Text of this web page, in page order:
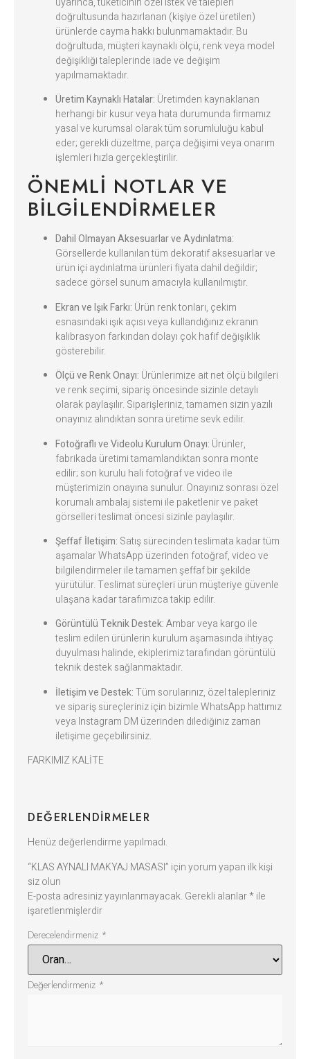
doğrultusunda hazırlanan (kişiye özel üretilen)
ürünlerde cayma hakkı bulunmamaktadır. Bu
doğrultuda, müşteri kaynaklı ölçü, renk veya model
değişikliği taleplerinde iade ve değişim
yapılmamaktadır.
Üretim Kaynaklı Hatalar: Üretimden kaynaklanan
herhangi bir kusur veya hata durumunda firmamız
yasal ve kurumsal olarak tüm sorumluluğu kabul
eder; gerekli düzeltme, parça değişimi veya onarım
işlemleri hızla gerçekleştirilir.
ÖNEMLI NOTLAR VE
BILGILENDIRMELER
Dahil Olmayan Aksesuarlar ve Aydınlatma:
Görsellerde kullanılan tüm dekoratif aksesuarlar ve
ürün içi aydınlatma ürünleri fiyata dahil değildir;
sadece görsel sunum amacıyla kullanılmıştır.
Ekran ve Işık Farkı: Ürün renk tonları, çekim
esnasındaki ışık açısı veya kullandığınız ekranın
kalibrasyon farkından dolayı çok hafif değişiklik
gösterebilir.
Ölçü ve Renk Onayı: Ürünlerimize ait net ölçü bilgileri
ve renk seçimi, sipariş öncesinde sizinle detaylı
olarak paylaşılır. Siparişleriniz, tamamen sizin yazılı
onayınız alındıktan sonra üretime sevk edilir.
Fotoğraflı ve Videolu Kurulum Onayı: Ürünler,
fabrikada üretimi tamamlandıktan sonra monte
edilir; son kurulu hali fotoğraf ve video ile
müşterimizin onayına sunulur. Onayınız sonrası özel
korumalı ambalaj sistemi ile paketlenir ve paket
görselleri teslimat öncesi sizinle paylaşılır.
Şeffaf İletişim: Satış sürecinden teslimata kadar tüm
aşamalar WhatsApp üzerinden fotoğraf, video ve
bilgilendirmeler ile tamamen şeffaf bir şekilde
yürütülür. Teslimat süreçleri ürün müşteriye güvenle
ulaşana kadar tarafımızca takip edilir.
Görüntülü Teknik Destek:Ambar veya kargo ile
teslim edilen ürünlerin kurulum aşamasında ihtiyaç
duyulması halinde, ekiplerimiz tarafından görüntülü
teknik destek sağlanmaktadır.
İletişim ve Destek:Tüm sorularınız, özel talepleriniz
ve sipariş süreçleriniz için bizimle WhatsApp hattımız
veya Instagram DM üzerinden dilediğiniz zaman
iletişime geçebilirsiniz.
FARKIMIZ KALİTE
DEĞERLENDIRMELER
Henüz değerlendirme yapılmadı.
“KLAS AYNALI MAKYAJ MASASI” için yorum yapan ilk kişi
siz olun
E-posta adresiniz yayınlanmayacak. Gerekli alanlar* ile
işaretlenmişlerdir
Derecelendirmeniz *
Değerlendirmeniz *